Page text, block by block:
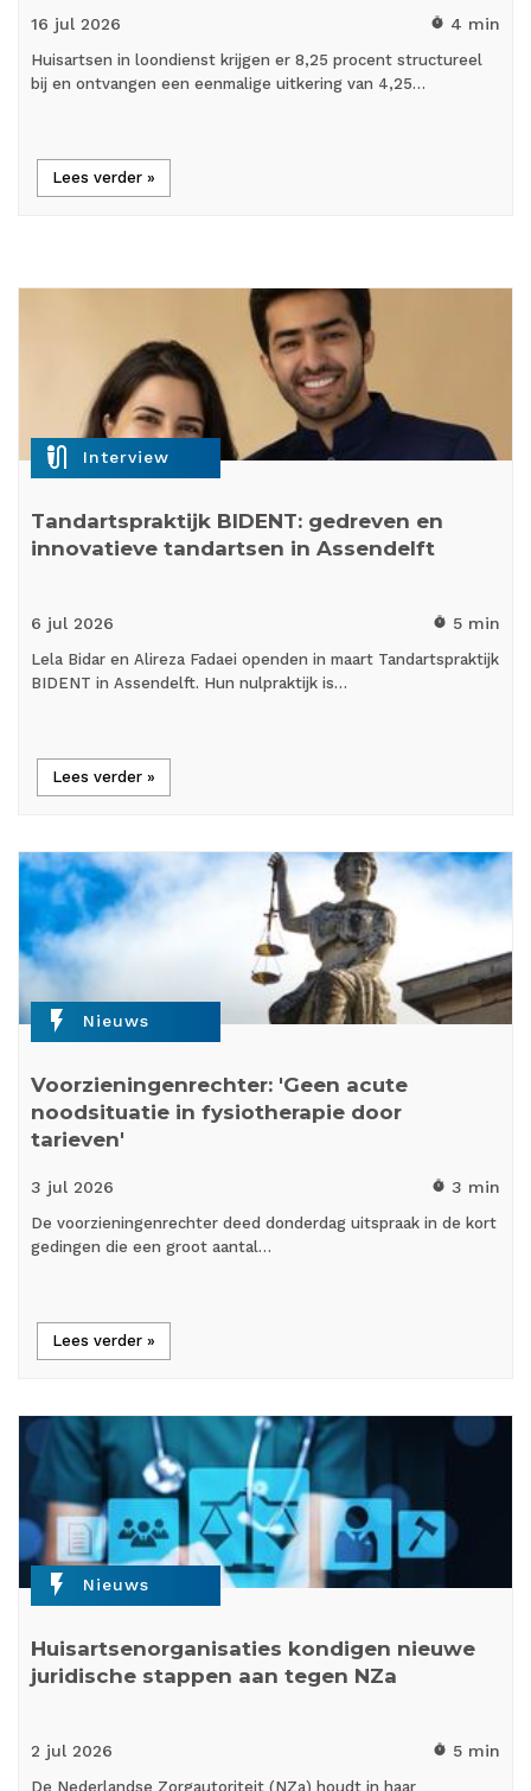
16 jul 2026 timer 4 min
Huisartsen in loondienst krijgen er 8,25 procent structureel
bij en ontvangen een eenmalige uitkering van 4,25…
Lees verder »
mic_external_on Interview
Tandartspraktijk BIDENT: gedreven en
innovatieve tandartsen in Assendelft
6 jul 2026 timer 5 min
Lela Bidar en Alireza Fadaei openden in maart Tandartspraktijk
BIDENT in Assendelft. Hun nulpraktijk is…
Lees verder »
flash_on Nieuws
Voorzieningenrechter: 'Geen acute
noodsituatie in fysiotherapie door
tarieven'
3 jul 2026 timer 3 min
De voorzieningenrechter deed donderdag uitspraak in de kort
gedingen die een groot aantal…
Lees verder »
flash_on Nieuws
Huisartsenorganisaties kondigen nieuwe
juridische stappen aan tegen NZa
2 jul 2026 timer 5 min
De Nederlandse Zorgautoriteit (NZa) houdt in haar